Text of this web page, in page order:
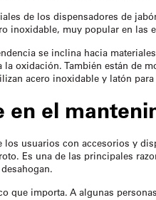
de los dispensadores de
inoxidable, muy popular en las
se inclina hacia
la oxidación. También están de
acero inoxidable y latón
en el
los usuarios con accesorios y
Es una de las principales
que importa. A algunas